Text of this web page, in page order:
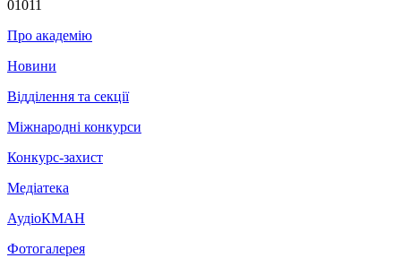
01011
Про академію
Новини
Відділення та секції
Міжнародні конкурси
Конкурс-захист
Медіатека
АудіоКМАН
Фотогалерея